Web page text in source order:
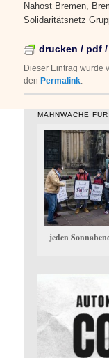
Nahost Bremen,
Solidaritätsnetz
drucken / pdf /
Dieser Eintrag wurde
den Permalink.
MAHNWACHE
jeden